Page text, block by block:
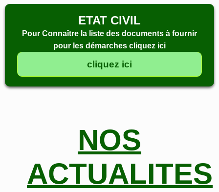
ETAT CIVIL
Pour Connaître la liste des documents à fournir
pour les démarches cliquez ici
cliquez ici
NOS
ACTUALITES